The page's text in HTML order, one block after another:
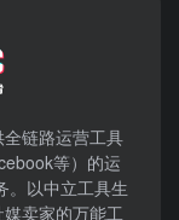
链路运营工具
等）​的运
。以中立工具生
卖家的万能工